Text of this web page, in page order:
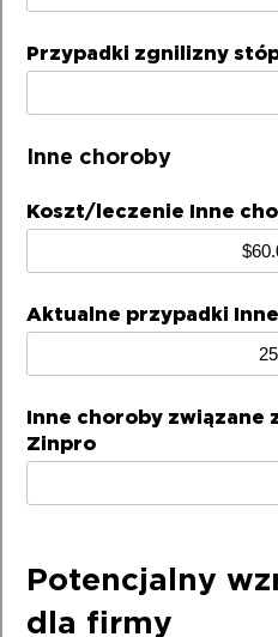
Przypadki zgnilizny
Inne choroby
Koszt/leczenie Inne
Aktualne przypadki
Inne choroby związane
Zinpro
Potencjalny
dla firmy